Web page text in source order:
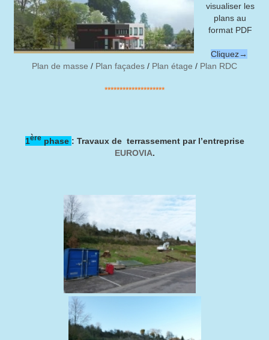
visualiser les
plans au
format PDF
Cliquez→
Plan de masse / Plan façades / Plan étage / Plan RDC
********************
1èrephase : Travaux de terrassement par l’entreprise
EUROVIA.